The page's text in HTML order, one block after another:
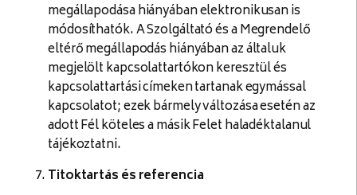
megállapodása hiányában elektronikusan is
módosíthatók. A Szolgáltató és a Megrendelő
eltérő megállapodás hiányában az általuk
megjelölt kapcsolattartókon keresztül és
kapcsolattartási címeken tartanak egymással
kapcsolatot; ezek bármely változása esetén az
adott Fél köteles a másik Felet haladéktalanul
tájékoztatni.
Titoktartás és referencia